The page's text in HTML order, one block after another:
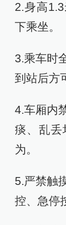
2.身高
下乘坐。
3.乘车时
到站后方
4.车厢内
痰、乱丢
为。
5.严禁触
控、急停